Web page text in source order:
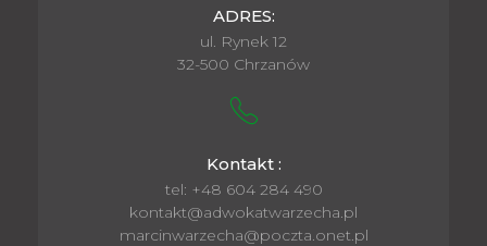
ADRES:
ul. Rynek 12
32-500 Chrzanów
Kontakt :
tel: +48 604 284 490
kontakt@adwokatwarzecha.pl
marcinwarzecha@poczta.onet.pl